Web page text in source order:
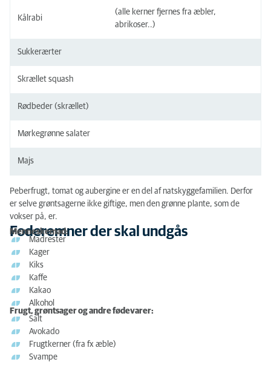
Kålrabi
(alle kerner fjernes fra æbler,
abrikoser..)
Sukkerærter
Skrællet squash
Rødbeder (skrællet)
Mørkegrønne salater
Majs
Peberfrugt, tomat og aubergine er en del af natskyggefamilien. Derfor
er selve grøntsagerne ikke giftige, men den grønne plante, som de
vokser på, er.
Foderemner der skal undgås
Menneskemad:
Madrester
Kager
Kiks
Kaffe
Kakao
Alkohol
Frugt, grøntsager og andre fødevarer:
Salt
Avokado
Frugtkerner (fra fx æble)
Svampe